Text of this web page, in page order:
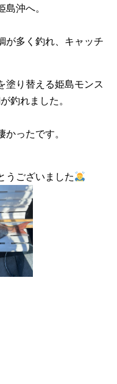
沖へ。
が多く釣れ、キャッチ
塗り替える姫島モンス
釣れました。
ったです。
うございました